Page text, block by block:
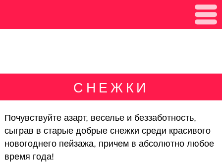
СНЕЖКИ
Почувствуйте азарт, веселье и беззаботность,
сыграв в старые добрые снежки среди красивого
новогоднего пейзажа, причем в абсолютно любое
время года!